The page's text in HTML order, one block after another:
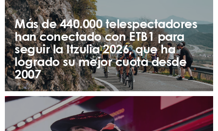
Más de 440.000 telespectadores
han conectado con ETB1 para
seguir la Itzulia 2026, que ha
logrado su mejor cuota desde
2007